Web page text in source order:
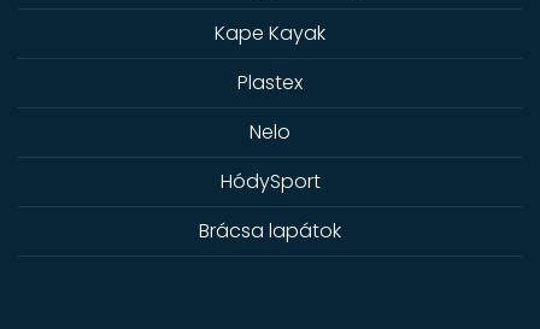
Kape Kayak
Plastex
Nelo
HódySport
Brácsa lapátok